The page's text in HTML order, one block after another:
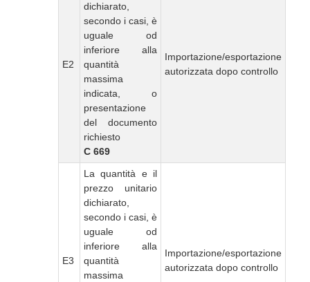
E2
dichiarato,
secondo i casi, è
uguale od
inferiore alla
quantità
massima
indicata, o
presentazione
del documento
richiesto
C 669
Importazione/esportazione
autorizzata dopo controllo
E3
La quantità e il
prezzo unitario
dichiarato,
secondo i casi, è
uguale od
inferiore alla
quantità
massima
Importazione/esportazione
autorizzata dopo controllo